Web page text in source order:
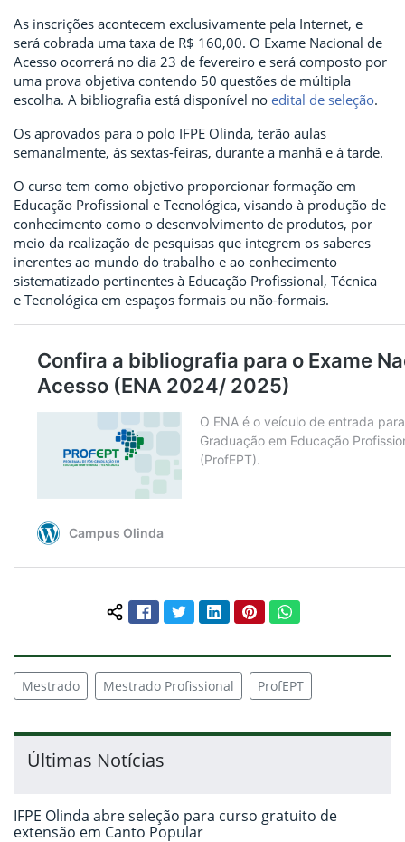
As inscrições acontecem exclusivamente pela Internet, e
será cobrada uma taxa de R$ 160,00. O Exame Nacional de
Acesso ocorrerá no dia 23 de fevereiro e será composto por
uma prova objetiva contendo 50 questões de múltipla
escolha. A bibliografia está disponível no edital de seleção.
Os aprovados para o polo IFPE Olinda, terão aulas
semanalmente, às sextas-feiras, durante a manhã e à tarde.
O curso tem como objetivo proporcionar formação em
Educação Profissional e Tecnológica, visando à produção de
conhecimento como o desenvolvimento de produtos, por
meio da realização de pesquisas que integrem os saberes
inerentes ao mundo do trabalho e ao conhecimento
sistematizado pertinentes à Educação Profissional, Técnica
e Tecnológica em espaços formais ou não-formais.
Compartilhar conteúdo:
FacebookTwitterLinkedInPinterestWhatsApp
Mestrado Mestrado Profissional ProfEPT
Últimas Notícias
IFPE Olinda abre seleção para curso gratuito de
extensão em Canto Popular